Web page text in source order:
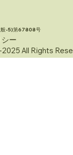
(般-5)第67808号
ー
All Rights